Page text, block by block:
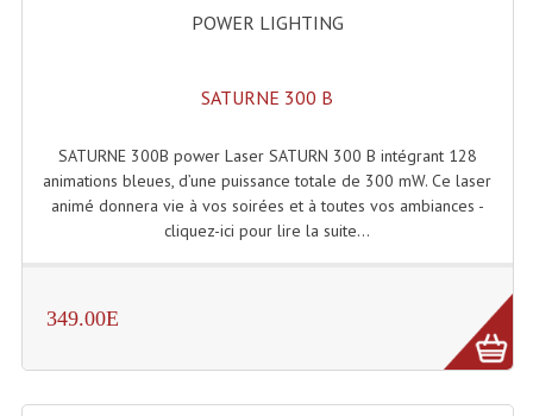
Angle DECO22Q Structure Contest
Angle DECOTRI Structure Contest
Angle DUO Structure Contest
POWER LIGHTING
SATURNE 300 B
SATURNE 300B power Laser SATURN 300 B intégrant 128
animations bleues, d’une puissance totale de 300 mW. Ce laser
animé donnera vie à vos soirées et à toutes vos ambiances -
cliquez-ici pour lire la suite...
349.00E